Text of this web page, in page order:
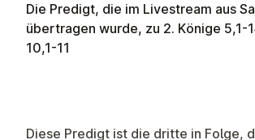
Die Predigt, die im Livestream aus
übertragen wurde, zu 2. Könige 5,1-
10,1-11
Diese Predigt ist die dritte in Folge,